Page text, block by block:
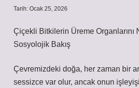
Tarih: Ocak 25, 2026
Çiçekli Bitkilerin Üreme Organlarını
Sosyolojik Bakış
Çevremizdeki doğa, her zaman bir
sessizce var olur, ancak onun